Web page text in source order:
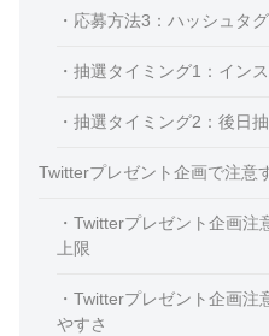
・応募方法3：ハッシュタグ
・抽選タイミング1：イン
・抽選タイミング2：後日
Twitterプレゼント企画で注意
・Twitterプレゼント企画
上限
・Twitterプレゼント企画
やすさ